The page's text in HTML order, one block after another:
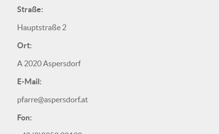
Straße:
Hauptstraße 2
Ort:
A 2020 Aspersdorf
E-Mail:
pfarre@aspersdorf.at
Fon: